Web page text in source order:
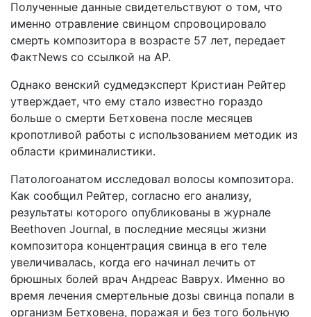
Полученные данные свидетельствуют о том, что
именно отравление свинцом спровоцировало
смерть композитора в возрасте 57 лет, передает
ФактNews со ссылкой на АР.
Однако венский судмедэксперт Кристиан Рейтер
утверждает, что ему стало известно гораздо
больше о смерти Бетховена после месяцев
кропотливой работы с использованием методик из
области криминалистики.
Патологоанатом исследовал волосы композитора.
Как сообщил Рейтер, согласно его анализу,
результаты которого опубликованы в журнале
Beethoven Journal, в последние месяцы жизни
композитора концентрация свинца в его теле
увеличивалась, когда его начинал лечить от
брюшных болей врач Андреас Ваврух. Именно во
время лечения смертельные дозы свинца попали в
организм Бетховена, поражая и без того больную